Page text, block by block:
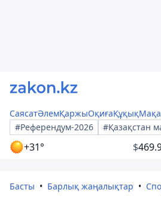
СаясатӘлемҚаржыОқиғаҚұқық
#Референдум-2026
#Қазақстан
+31° $
Басты Барлық жаңалықтар